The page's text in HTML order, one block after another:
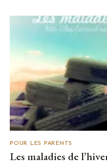
POUR LES PARENTS
Les maladies de